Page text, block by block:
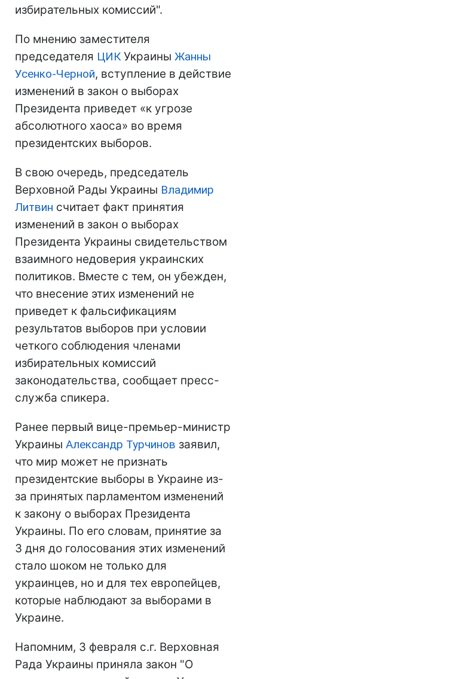
избирательных комиссий".
По мнению заместителя
председателя ЦИКУкраины Жанны
Усенко-Черной, вступление в действие
изменений в закон о выборах
Президента приведет «к угрозе
абсолютного хаоса» во время
президентских выборов.
В свою очередь, председатель
Верховной Рады Украины Владимир
Литвин считает факт принятия
изменений в закон о выборах
Президента Украины свидетельством
взаимного недоверия украинских
политиков. Вместе с тем, он убежден,
что внесение этих изменений не
приведет к фальсификациям
результатов выборов при условии
четкого соблюдения членами
избирательных комиссий
законодательства, сообщает пресс-
служба спикера.
Ранее первый вице-премьер-министр
Украины Александр Турчинов заявил,
что мир может не признать
президентские выборы в Украине из-
за принятых парламентом изменений
к закону о выборах Президента
Украины. По его словам, принятие за
3 дня до голосования этих изменений
стало шоком не только для
украинцев, но и для тех европейцев,
которые наблюдают за выборами в
Украине.
Напомним, 3 февраля с.г. Верховная
Рада Украины приняла закон "О